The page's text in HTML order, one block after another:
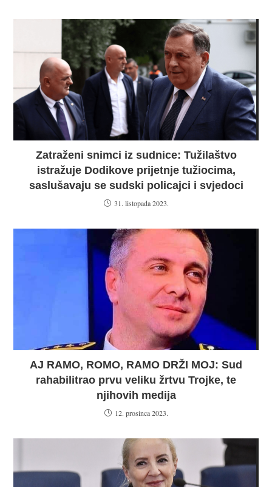
Zatraženi snimci iz sudnice: Tužilaštvo
istražuje Dodikove prijetnje tužiocima,
saslušavaju se sudski policajci i svjedoci
31. listopada 2023.
AJ RAMO, ROMO, RAMO DRŽI MOJ: Sud
rahabilitrao prvu veliku žrtvu Trojke, te
njihovih medija
12. prosinca 2023.